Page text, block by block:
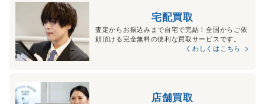
宅配買取
査定からお振込みまで自宅で完結！全国からご依
頼頂ける完全無料の便利な買取サービスです。
くわしくはこちら
店舗買取